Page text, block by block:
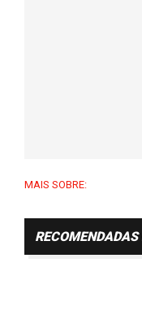
MAIS SOBRE: